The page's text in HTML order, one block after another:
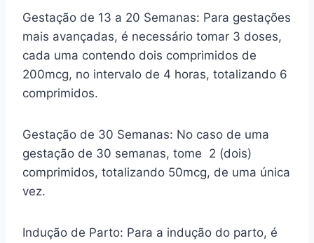
Gestação de 13 a 20 Semanas: Para gestações
mais avançadas, é necessário tomar 3 doses,
cada uma contendo dois comprimidos de
200mcg, no intervalo de 4 horas, totalizando 6
comprimidos.
Gestação de 30 Semanas: No caso de uma
gestação de 30 semanas, tome 2 (dois)
comprimidos, totalizando 50mcg, de uma única
vez.
Indução de Parto: Para a indução do parto, é